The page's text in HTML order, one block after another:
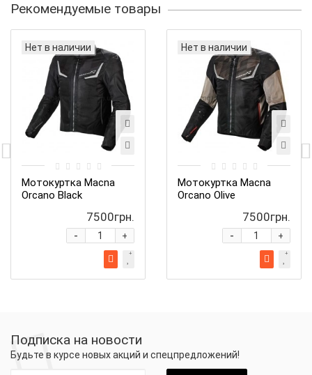
Рекомендуемые товары
Нет в наличии
Мотокуртка Macna
Orcano Black
7500грн.
+
-
Нет в наличии
Мотокуртка Macna
Orcano Olive
7500грн.
+
-
Подписка на новости
Будьте в курсе новых акций и спецпредложений!